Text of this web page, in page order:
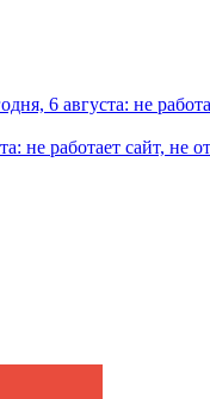
6 августа: не
не работает сайт, не